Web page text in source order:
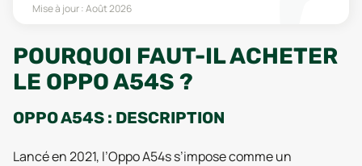
Mise à jour :Août 2026
POURQUOI FAUT-IL ACHETER
LE OPPO A54S ?
OPPO A54S : DESCRIPTION
Lancé en 2021, l’Oppo A54s s’impose comme un